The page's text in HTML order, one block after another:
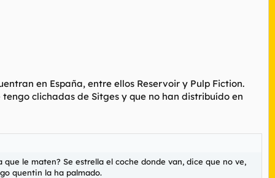
en España, entre ellos Reservoir y Pulp Fiction.
clichadas de Sitges y que no han distribuído en
le maten? Se estrella el coche donde van, dice que no ve,
quentin la ha palmado.